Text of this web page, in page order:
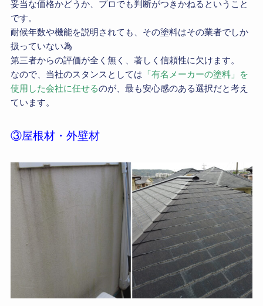
妥当な価格かどうか、プロでも判断がつきかねるということ
です。
耐候年数や機能を説明されても、その塗料はその業者でしか
扱っていない為
第三者からの評価が全く無く、著しく信頼性に欠けます。
なので、当社のスタンスとしては 「有名メーカーの塗料」を
使用した会社に任せるのが、最も安心感のある選択だと考え
ています。
③屋根材・外壁材